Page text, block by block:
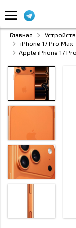
Главная
iPhone 17 Pro Max
Apple iPhone 17